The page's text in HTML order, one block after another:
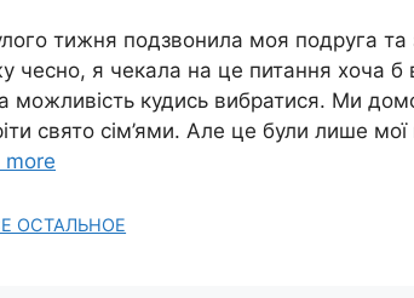
тижня подзвонила моя подруга та
чесно, я чекала на це питання хоча б
можливість кудись вибратися. Ми
свято сім’ями. Але це були лише
more
ОСТАЛЬНОЕ